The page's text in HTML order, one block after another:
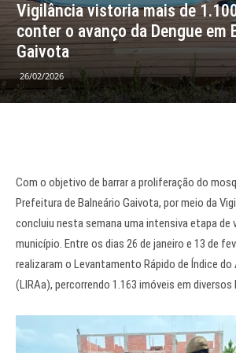
Vigilância vistoria mais de
conter o avanço da Dengue em
Gaivota
26/02/2026
Com o objetivo de barrar a proliferação do
Prefeitura de Balneário Gaivota, por meio da
concluiu nesta semana uma intensiva etapa de
município. Entre os dias 26 de janeiro e 13 de
realizaram o Levantamento Rápido de Índice do
(LIRAa), percorrendo 1.163 imóveis em diversos